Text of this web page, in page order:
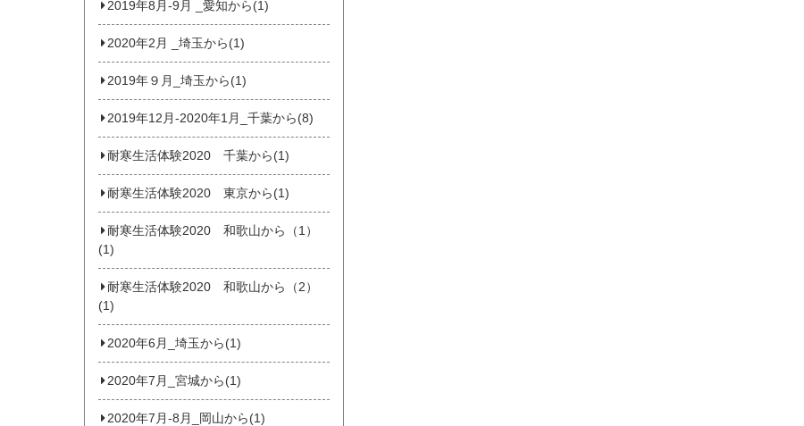
2019年8月-9月 _愛知から(1)
2020年2月 _埼玉から(1)
2019年９月_埼玉から(1)
2019年12月-2020年1月_千葉から(8)
耐寒生活体験2020 千葉から(1)
耐寒生活体験2020 東京から(1)
耐寒生活体験2020 和歌山から（1）
(1)
耐寒生活体験2020 和歌山から（2）
(1)
2020年6月_埼玉から(1)
2020年7月_宮城から(1)
2020年7月‐8月_岡山から(1)